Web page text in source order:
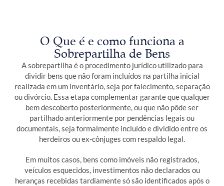
O Que é e como funciona a
Sobrepartilha de Bens
A sobrepartilha é o procedimento jurídico utilizado para
dividir bens que não foram incluídos na partilha inicial
realizada em um inventário, seja por falecimento, separação
ou divórcio. Essa etapa complementar garante que qualquer
bem descoberto posteriormente, ou que não pôde ser
partilhado anteriormente por pendências legais ou
documentais, seja formalmente incluído e dividido entre os
herdeiros ou ex-cônjuges com respaldo legal.
Em muitos casos, bens como imóveis não registrados,
veículos esquecidos, investimentos não declarados ou
heranças recebidas tardiamente só são identificados após o